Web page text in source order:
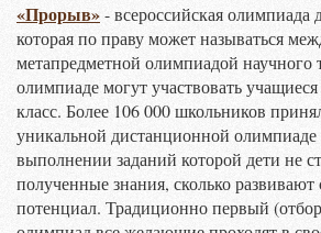
«Прорыв»- всероссийская олимпиада
которая по праву может называться
метапредметной олимпиадой научного
олимпиаде могут участвовать учащиеся
класс. Более 106 000 школьников
уникальной дистанционной
выполнении заданий которой дети не
полученные знания, сколько развивают
потенциал. Традиционно первый